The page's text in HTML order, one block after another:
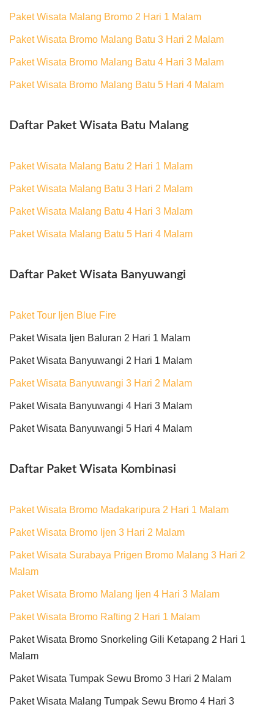
Paket Wisata Malang Bromo 2 Hari 1 Malam
Paket Wisata Bromo Malang Batu 3 Hari 2 Malam
Paket Wisata Bromo Malang Batu 4 Hari 3 Malam
Paket Wisata Bromo Malang Batu 5 Hari 4 Malam
Daftar Paket Wisata Batu Malang
Paket Wisata Malang Batu 2 Hari 1 Malam
Paket Wisata Malang Batu 3 Hari 2 Malam
Paket Wisata Malang Batu 4 Hari 3 Malam
Paket Wisata Malang Batu 5 Hari 4 Malam
Daftar Paket Wisata Banyuwangi
Paket Tour Ijen Blue Fire
Paket Wisata Ijen Baluran 2 Hari 1 Malam
Paket Wisata Banyuwangi 2 Hari 1 Malam
Paket Wisata Banyuwangi 3 Hari 2 Malam
Paket Wisata Banyuwangi 4 Hari 3 Malam
Paket Wisata Banyuwangi 5 Hari 4 Malam
Daftar Paket Wisata Kombinasi
Paket Wisata Bromo Madakaripura 2 Hari 1 Malam
Paket Wisata Bromo Ijen 3 Hari 2 Malam
Paket Wisata Surabaya Prigen Bromo Malang 3 Hari 2
Malam
Paket Wisata Bromo Malang Ijen 4 Hari 3 Malam
Paket Wisata Bromo Rafting 2 Hari 1 Malam
Paket Wisata Bromo Snorkeling Gili Ketapang 2 Hari 1
Malam
Paket Wisata Tumpak Sewu Bromo 3 Hari 2 Malam
Paket Wisata Malang Tumpak Sewu Bromo 4 Hari 3